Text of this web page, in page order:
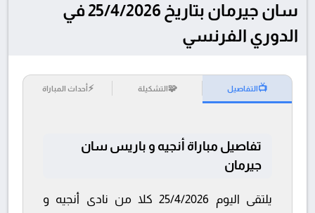
سان جيرمان بتاريخ 25/4/2026 في
الدوري الفرنسي
📺التفاصيل 🧩التشكيلة ⚡أحداث المباراة
تفاصيل مباراة أنجيه و باريس سان
جيرمان
يلتقى اليوم 25/4/2026 كلا من نادى أنجيه و